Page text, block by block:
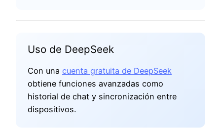
Uso de DeepSeek
Con una cuenta gratuita de DeepSeek
obtiene funciones avanzadas como
historial de chat y sincronización entre
dispositivos.